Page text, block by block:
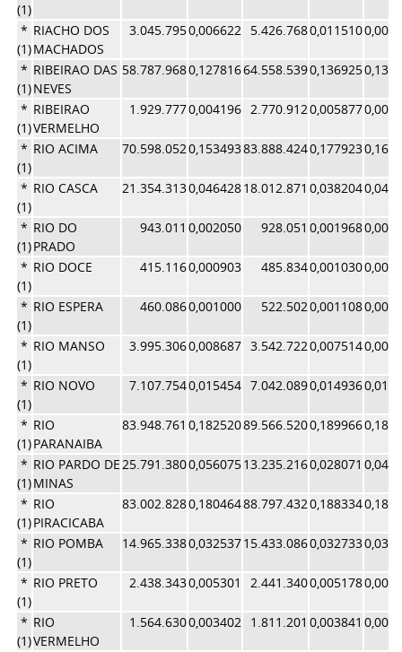
(1)
*
(1)
RIACHO DOS
MACHADOS
3.045.7950,006622 5.426.7680,011510
*
(1)
RIBEIRAO DAS
NEVES
58.787.9680,12781664.558.5390,136925
*
(1)
RIBEIRAO
VERMELHO
1.929.7770,004196 2.770.9120,005877
*
(1)
RIO ACIMA 70.598.0520,15349383.888.4240,177923
*
(1)
RIO CASCA 21.354.3130,04642818.012.871 0,038204
*
(1)
RIO DO
PRADO
943.011 0,002050 928.051 0,001968
*
(1)
RIO DOCE 415.1160,000903 485.8340,001030
*
(1)
RIO ESPERA 460.0860,001000 522.5020,001108
*
(1)
RIO MANSO 3.995.3060,008687 3.542.7220,007514
*
(1)
RIO NOVO 7.107.7540,015454 7.042.0890,014936
*
(1)
RIO
PARANAIBA
83.948.761 0,18252089.566.5200,189966
*
(1)
RIO PARDO DE
MINAS
25.791.3800,05607513.235.2160,028071
*
(1)
RIO
PIRACICABA
83.002.8280,18046488.797.4320,188334
*
(1)
RIO POMBA 14.965.3380,03253715.433.0860,032733
*
(1)
RIO PRETO 2.438.3430,005301 2.441.3400,005178
*
(1)
RIO
VERMELHO
1.564.6300,003402 1.811.201 0,003841